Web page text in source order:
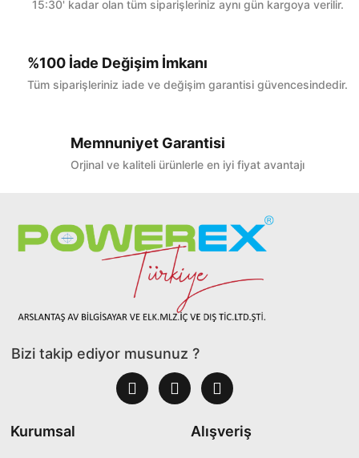
15:30' kadar olan tüm siparişleriniz aynı gün kargoya verilir.
%100 İade Değişim İmkanı
Tüm siparişleriniz iade ve değişim garantisi güvencesindedir.
Memnuniyet Garantisi
Orjinal ve kaliteli ürünlerle en iyi fiyat avantajı
Bizi takip ediyor musunuz ?
Kurumsal Alışveriş